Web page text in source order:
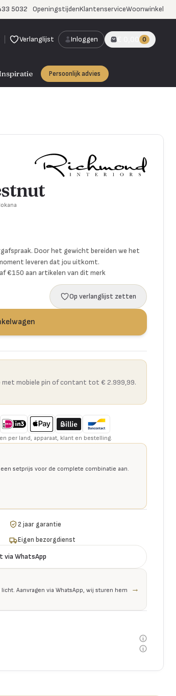
5032 OpeningstijdenKlantenserviceWoonwinkel
Verlanglijst Inloggen € 0,00 0
Persoonlijk advies
Door het gewicht bereiden we het
leveren dat jou uitkomt.
€150 aan artikelen van dit merk
Op verlanglijst zetten
met mobiele pin of contant tot € 2.999,99.
per land, apparaat, klant en bestelling.
setprijs voor de complete combinatie aan.
2 jaar garantie
Eigen bezorgdienst
via WhatsApp
Aanvragen via WhatsApp, wij sturen hem
→